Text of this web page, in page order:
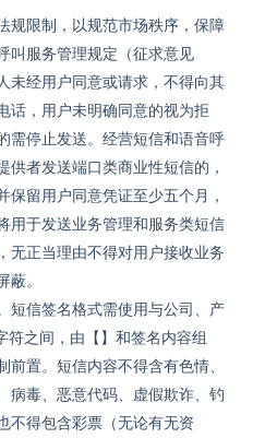
规限制，以规范市场秩序，保障
叫服务管理规定（征求意见
未经用户同意或请求，不得向其
话，用户未明确同意的视为拒
需停止发送。经营短信和语音呼
供者发送端口类商业性短信的，
保留用户同意凭证至少五个月，
用于发送业务管理和服务类短信
无正当理由不得对用户接收业务
蔽。
短信签名格式需使用与公司、产
符之间，由【】和签名内容组
置。短信内容不得含有色情、
病毒、恶意代码、虚假欺诈、钓
不得包含彩票（无论有无资